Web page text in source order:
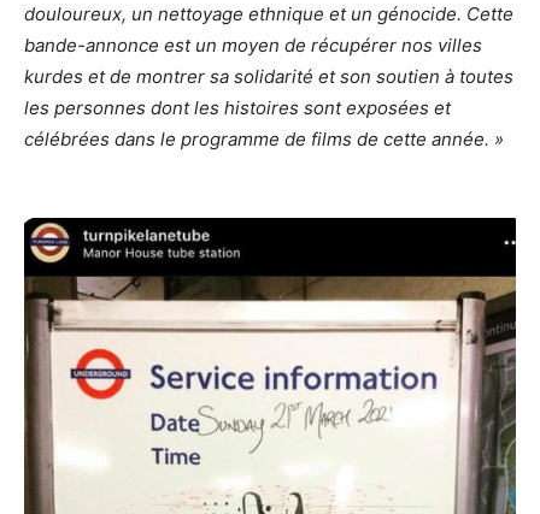
douloureux, un nettoyage ethnique et un génocide. Cette
bande-annonce est un moyen de récupérer nos villes
kurdes et de montrer sa solidarité et son soutien à toutes
les personnes dont les histoires sont exposées et
célébrées dans le programme de films de cette année. »